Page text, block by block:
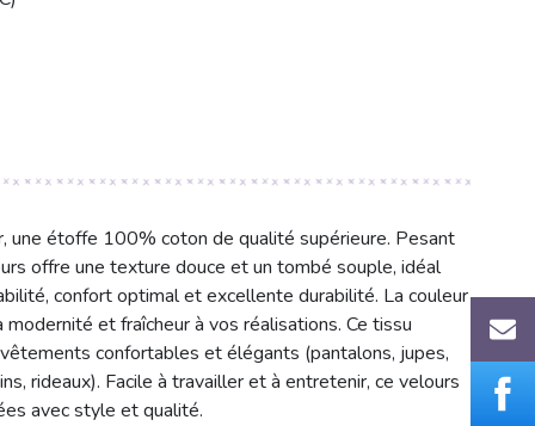
une étoffe 100% coton de qualité supérieure. Pesant
offre une texture douce et un tombé souple, idéal
confort optimal et excellente durabilité. La couleur
et fraîcheur à vos réalisations. Ce tissu
confortables et élégants (pantalons, jupes,
rideaux). Facile à travailler et à entretenir, ce velours
avec style et qualité.